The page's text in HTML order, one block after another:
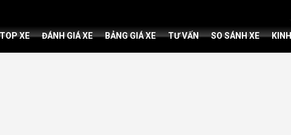
TOP XE ĐÁNH GIÁ XE BẢNG GIÁ XE TƯ VẤN SO SÁNH XE